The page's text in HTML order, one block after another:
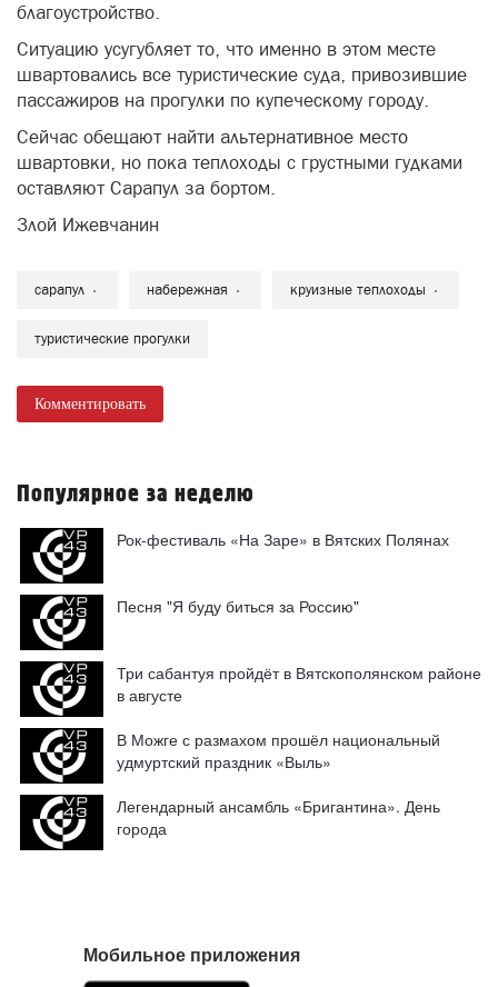
благоустройство.
Ситуацию усугубляет то, что именно в этом месте
швартовались все туристические суда, привозившие
пассажиров на прогулки по купеческому городу.
Сейчас обещают найти альтернативное место
швартовки, но пока теплоходы с грустными гудками
оставляют Сарапул за бортом.
Злой Ижевчанин
сарапул набережная круизные теплоходы
туристические прогулки
Комментировать
Популярное за неделю
Рок-фестиваль «На Заре» в Вятских Полянах
Песня "Я буду биться за Россию"
Три сабантуя пройдёт в Вятскополянском районе
в августе
В Можге с размахом прошёл национальный
удмуртский праздник «Выль»
Легендарный ансамбль «Бригантина». День
города
Мобильное приложения